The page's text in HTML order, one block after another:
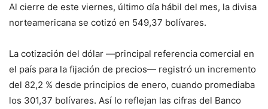
Al cierre de este viernes, último día hábil del mes, la divisa
norteamericana se cotizó en 549,37 bolívares.
La cotización del dólar —principal referencia comercial en
el país para la fijación de precios— registró un incremento
del 82,2 % desde principios de enero, cuando promediaba
los 301,37 bolívares. Así lo reflejan las cifras del Banco